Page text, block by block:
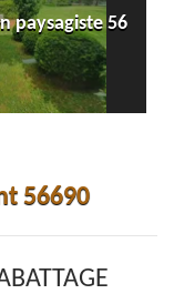
paysagiste 56
56690